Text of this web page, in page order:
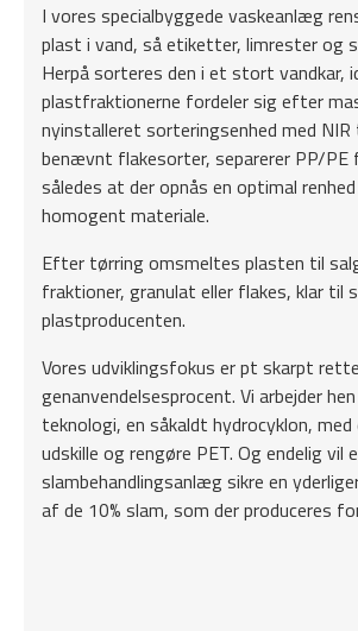
I vores specialbyggede vaskeanlæg
plast i vand, så etiketter, limrester og
Herpå sorteres den i et stort vandkar,
plastfraktionerne fordeler sig efter
nyinstalleret sorteringsenhed med NIR
benævnt flakesorter, separerer PP/PE
således at der opnås en optimal
homogent materiale.
Efter tørring omsmeltes plasten til
fraktioner, granulat eller flakes, klar til
plastproducenten.
Vores udviklingsfokus er pt skarpt
genanvendelsesprocent. Vi arbejder
teknologi, en såkaldt hydrocyklon,
udskille og rengøre PET. Og endelig vil
slambehandlingsanlæg sikre en
af de 10% slam, som der produceres